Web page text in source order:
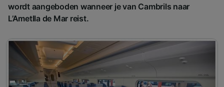
wordt aangeboden wanneer je van Cambrils naar
L’Ametlla de Mar reist.